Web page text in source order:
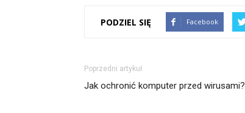
PODZIEL SIĘ Facebook
Poprzedni artykuł
Jak ochronić komputer przed wirusami?